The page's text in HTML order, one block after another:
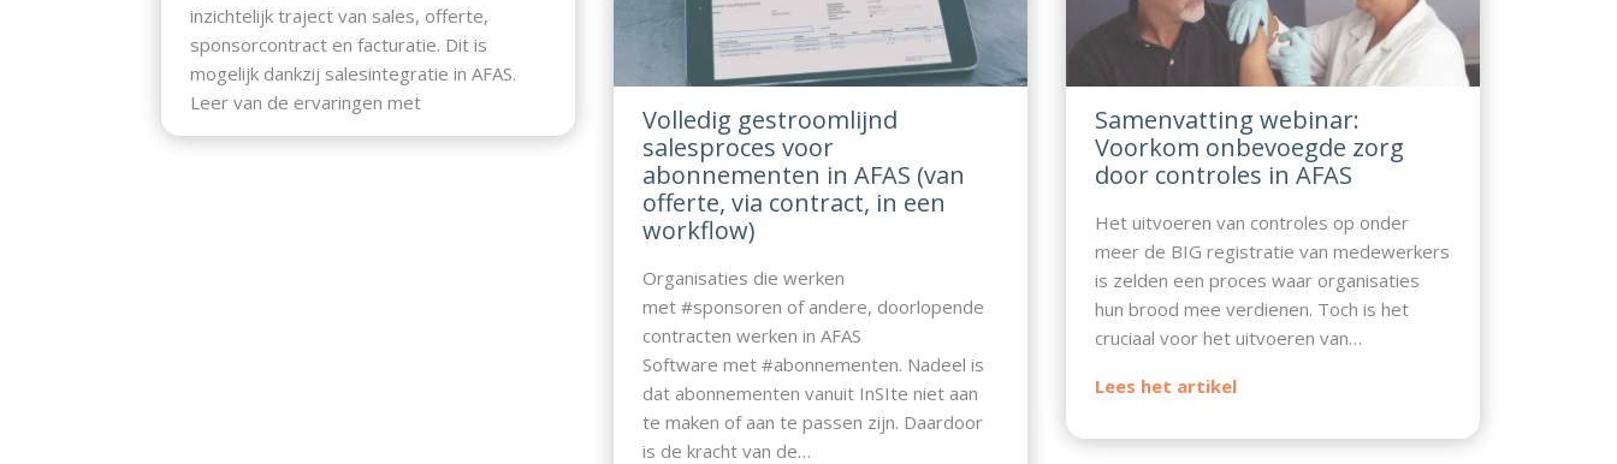
inzichtelijk traject van sales, offerte,
sponsorcontract en facturatie. Dit is
mogelijk dankzij salesintegratie in AFAS.
Leer van de ervaringen met
salesintegratie van topclubs in het betaald
Volledig gestroomlijnd
salesproces voor
abonnementen in AFAS (van
offerte, via contract, in een
workflow)
Organisaties die werken
met #sponsoren of andere, doorlopende
contracten werken in AFAS
Software met #abonnementen. Nadeel is
dat abonnementen vanuit InSIte niet aan
te maken of aan te passen zijn. Daardoor
is de kracht van de…
Samenvatting webinar:
Voorkom onbevoegde zorg
door controles in AFAS
Het uitvoeren van controles op onder
meer de BIG registratie van medewerkers
is zelden een proces waar organisaties
hun brood mee verdienen. Toch is het
cruciaal voor het uitvoeren van…